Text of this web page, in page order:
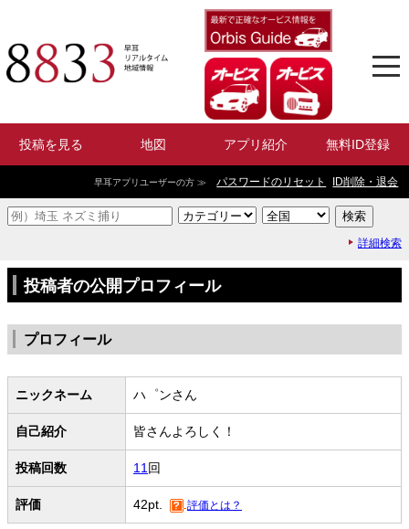
投稿を見る 地図 アプリ紹介 無料ID登録
早耳アプリユーザーの方 ≫ パスワードのリセット ID削除・退会
詳細検索
投稿者の公開プロフィール
プロフィール
ニックネーム ハ゜ンさん
自己紹介 皆さんよろしく！
投稿回数 11 回
評価 42pt. 評価とは？